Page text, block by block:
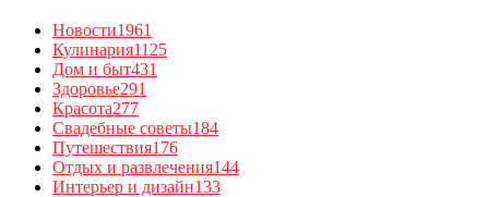
Новости1961
Кулинария1125
Дом и быт431
Здоровье291
Красота277
Свадебные советы184
Путешествия176
Отдых и развлечения144
Интерьер и дизайн133